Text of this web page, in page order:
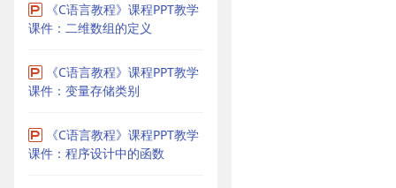
《C语言教程》课程PPT教学
课件：二维数组的定义
《C语言教程》课程PPT教学
课件：变量存储类别
《C语言教程》课程PPT教学
课件：程序设计中的函数